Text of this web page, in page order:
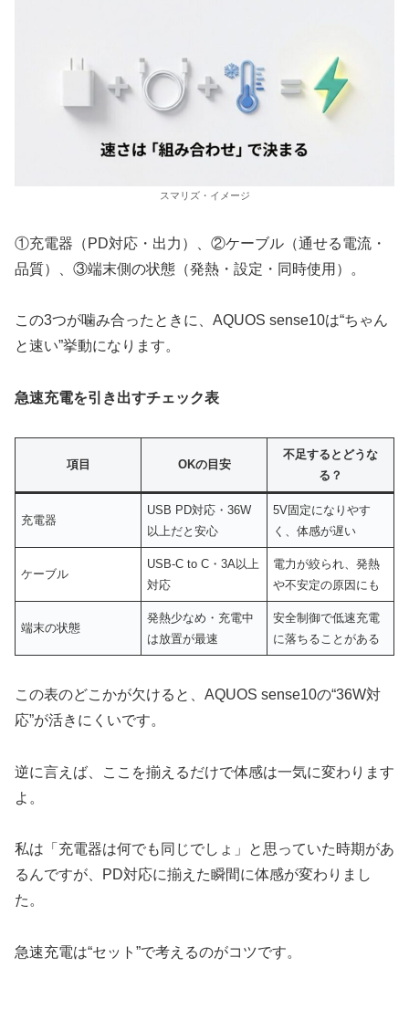
スマリズ・イメージ
①充電器（PD対応・出力）、②ケーブル（通せる電流・
品質）、③端末側の状態（発熱・設定・同時使用）。
この3つが噛み合ったときに、AQUOS sense10は“ちゃん
と速い”挙動になります。
急速充電を引き出すチェック表
項目 OKの目安
不足するとどうな
る？
充電器
USB PD対応・36W
以上だと安心
5V固定になりやす
く、体感が遅い
ケーブル
USB-C to C・3A以上
対応
電力が絞られ、発熱
や不安定の原因にも
端末の状態
発熱少なめ・充電中
は放置が最速
安全制御で低速充電
に落ちることがある
この表のどこかが欠けると、AQUOS sense10の“36W対
応”が活きにくいです。
逆に言えば、ここを揃えるだけで体感は一気に変わります
よ。
私は「充電器は何でも同じでしょ」と思っていた時期があ
るんですが、PD対応に揃えた瞬間に体感が変わりまし
た。
急速充電は“セット”で考えるのがコツです。